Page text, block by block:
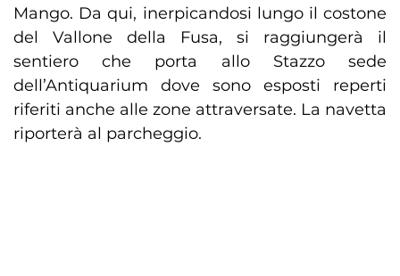
Mango. Da qui, inerpicandosi lungo il costone
del Vallone della Fusa, si raggiungerà il
sentiero che porta allo Stazzo sede
dell’Antiquarium dove sono esposti reperti
riferiti anche alle zone attraversate. La navetta
riporterà al parcheggio.